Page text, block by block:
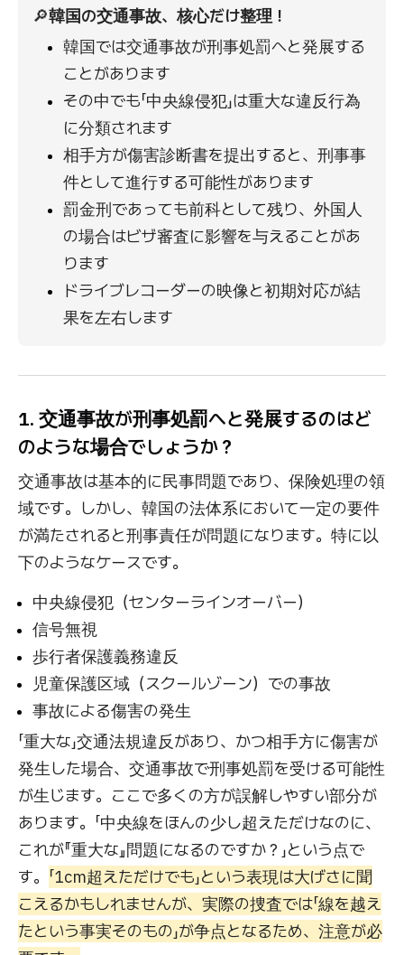
🔎韓国の交通事故、核心だけ整理！
韓国では交通事故が刑事処罰へと発展する
ことがあります
その中でも「中央線侵犯」は重大な違反行為
に分類されます
相手方が傷害診断書を提出すると、刑事事
件として進行する可能性があります
罰金刑であっても前科として残り、外国人
の場合はビザ審査に影響を与えることがあ
ります
ドライブレコーダーの映像と初期対応が結
果を左右します
1. 交通事故が刑事処罰へと発展するのはど
のような場合でしょうか？
交通事故は基本的に民事問題であり、保険処理の領
域です。しかし、韓国の法体系において一定の要件
が満たされると刑事責任が問題になります。特に以
下のようなケースです。
中央線侵犯（センターラインオーバー）
信号無視
歩行者保護義務違反
児童保護区域（スクールゾーン）での事故
事故による傷害の発生
「重大な」交通法規違反があり、かつ相手方に傷害が
発生した場合、交通事故で刑事処罰を受ける可能性
が生じます。ここで多くの方が誤解しやすい部分が
あります。「中央線をほんの少し超えただけなのに、
これが『重大な』問題になるのですか？」という点で
す。 「1cm超えただけでも」という表現は大げさに聞
こえるかもしれませんが、実際の捜査では「線を越え
たという事実そのもの」が争点となるため、注意が必